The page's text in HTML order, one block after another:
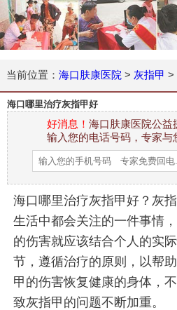
当前位置： 海口肤康医院 > 灰指甲 >
海口哪里治疗灰指甲好
好消息！ 海口肤康医院公
输入您的电话号码，专家与
海口哪里治疗灰指甲好？灰
生活中都会关注的一件事情
的伤害就应该结合个人的实
节，遵循治疗的原则，以帮
甲的伤害恢复健康的身体，
致灰指甲的问题不断加重。